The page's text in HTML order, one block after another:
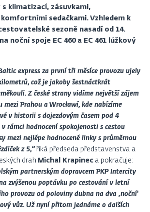
klimatizací, zásuvkami,
sedačkami. Vzhledem k
sezoně nasadí od 14.
noční spoje EC 460 a EC 461 lůžkový
express za první tři měsíce provozu ujely
což je jakoby šestnáctkrát
Z české strany vidíme největší zájem
mezi Prahou a Wrocławí, kde nabízíme
v historii s dojezdovým časem pod 4
v rámci hodnocení spokojenosti s cestou
mezi nejlépe hodnocené linky s průměrnou
z 5,“ říká předseda představenstva a
drah Michal Krapinec a pokračuje:
partnerským dopravcem PKP Intercity
zvýšenou poptávku po cestování v letní
provozu od poloviny dubna na dva ‚noční‘
vůz. Už nyní přitom jednáme o dalších